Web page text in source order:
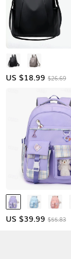
US $18.99 $26.69
US $39.99 $55.83